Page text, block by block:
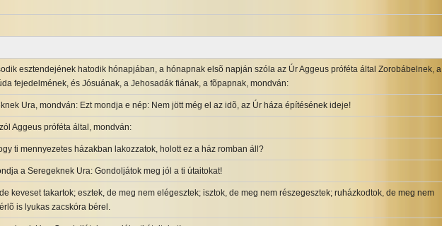
esztendejének hatodik hónapjában, a hónapnak elsõ napján szóla az Úr Aggeus próféta által Zorobábelnek, a
fejedelmének, és Jósuának, a Jehosadák fiának, a fõpapnak, mondván:
Ura, mondván: Ezt mondja e nép: Nem jött még el az idõ, az Úr háza építésének ideje!
Aggeus próféta által, mondván:
ti mennyezetes házakban lakozzatok, holott ez a ház romban áll?
a Seregeknek Ura: Gondoljátok meg jól a ti útaitokat!
keveset takartok; esztek, de meg nem elégesztek; isztok, de meg nem részegesztek; ruházkodtok, de meg nem
is lyukas zacskóra bérel.